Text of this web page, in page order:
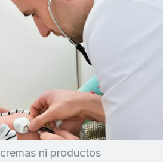
ni productos